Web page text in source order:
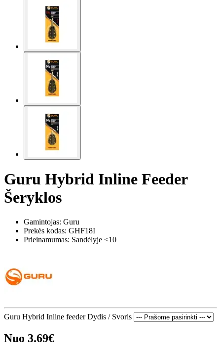
Guru Hybrid Inline Feeder
Šeryklos
Gamintojas: Guru
Prekės kodas: GHF18I
Prieinamumas: Sandėlyje <10
Guru Hybrid Inline feeder Dydis / Svoris
Nuo 3.69€